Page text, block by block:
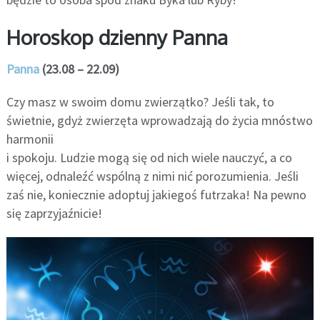
Horoskop dzienny Panna
Panna(23.08 – 22.09)
Czy masz w swoim domu zwierzątko? Jeśli tak, to
świetnie, gdyż zwierzęta wprowadzają do życia mnóstwo
harmonii
i spokoju. Ludzie mogą się od nich wiele nauczyć, a co
więcej, odnaleźć wspólną z nimi nić porozumienia. Jeśli
zaś nie, koniecznie adoptuj jakiegoś futrzaka! Na pewno
się zaprzyjaźnicie!